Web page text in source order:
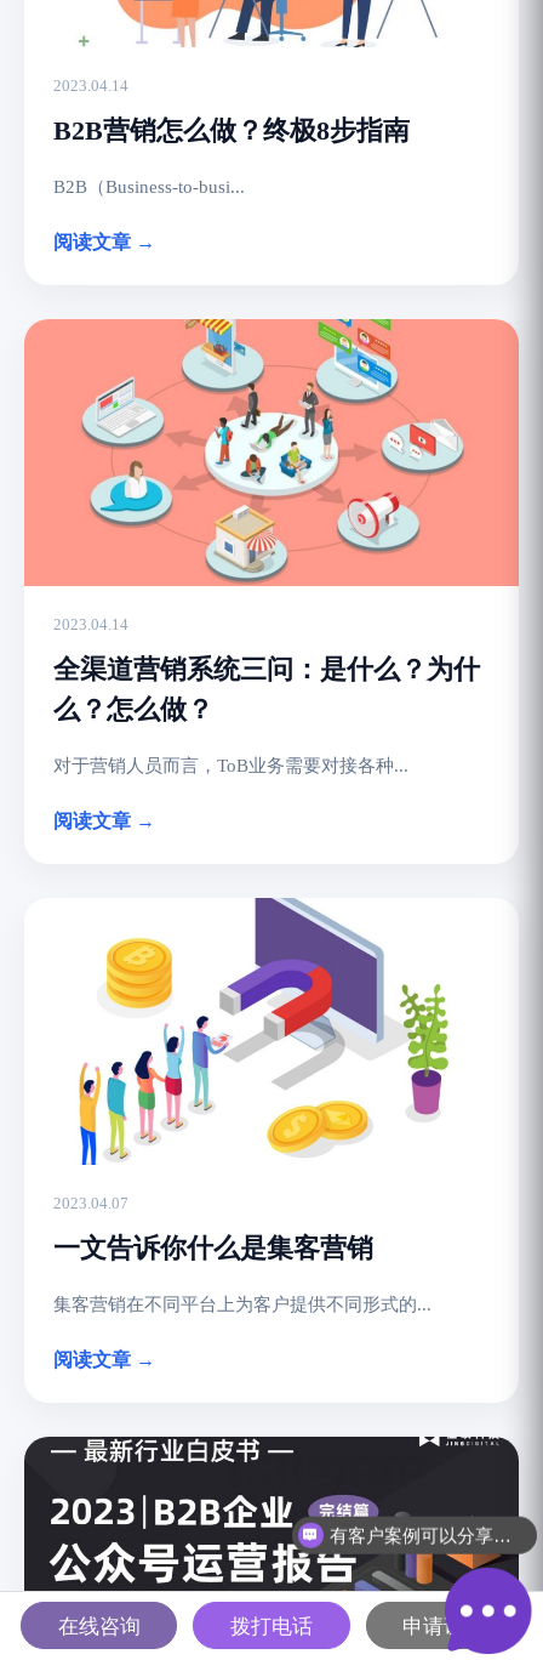
2023.04.14
B2B营销怎么做？终极8步指南
B2B（Business-to-busi...
阅读文章 →
2023.04.14
全渠道营销系统三问：是什么？为什
么？怎么做？
对于营销人员而言，ToB业务需要对接各种...
阅读文章 →
2023.04.07
一文告诉你什么是集客营销
集客营销在不同平台上为客户提供不同形式的...
阅读文章 →
可以介绍下产品功能吗？
在线咨询 拨打电话 申请试用